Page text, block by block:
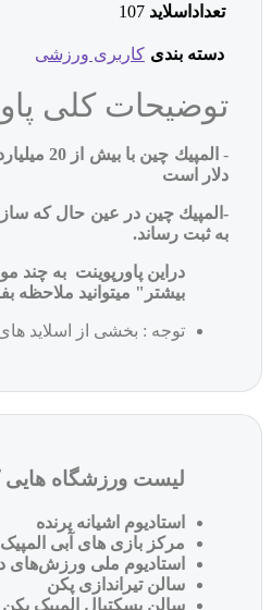
تعداداسلاید 107
دسته بندی کاربری ورزشی
توضیحات کلی
-
دلار است
-المپيك چين در عين حال كه
به ثبت رساند.
دراین پاورپوینت به
بیشتر" میتوانید ملاحظه
توجه : بخشی از اسلاید
لیست ورزشگاه هایی
استادیوم اشیانه پرنده
مرکز بازی های آبی
استادیوم ملی ورزش‌های
سالن تیراندازی پکن
سالن بسکتبال المپیک پکن